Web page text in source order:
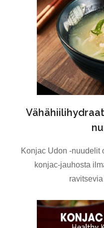
Konjac Udon -nuudelit
konjac-jauhosta